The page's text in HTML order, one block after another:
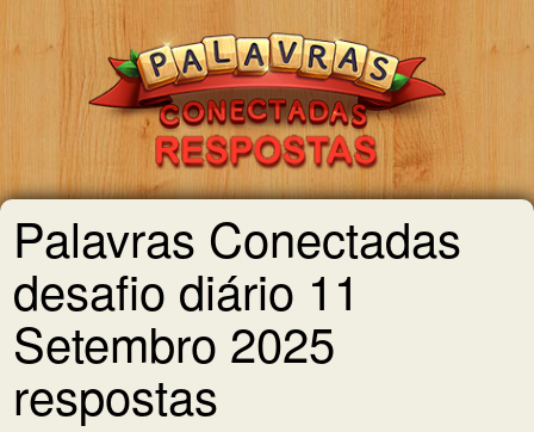
Palavras Conectadas
desafio diário 11
Setembro 2025
respostas